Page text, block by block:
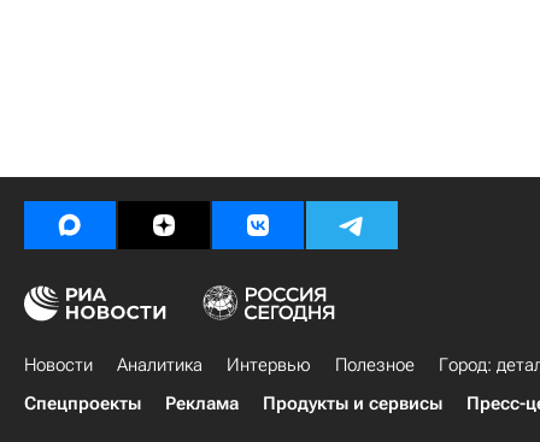
Новости Аналитика Интервью Полезное
Город:
Спецпроекты
Реклама Продукты и сервисы Пресс-